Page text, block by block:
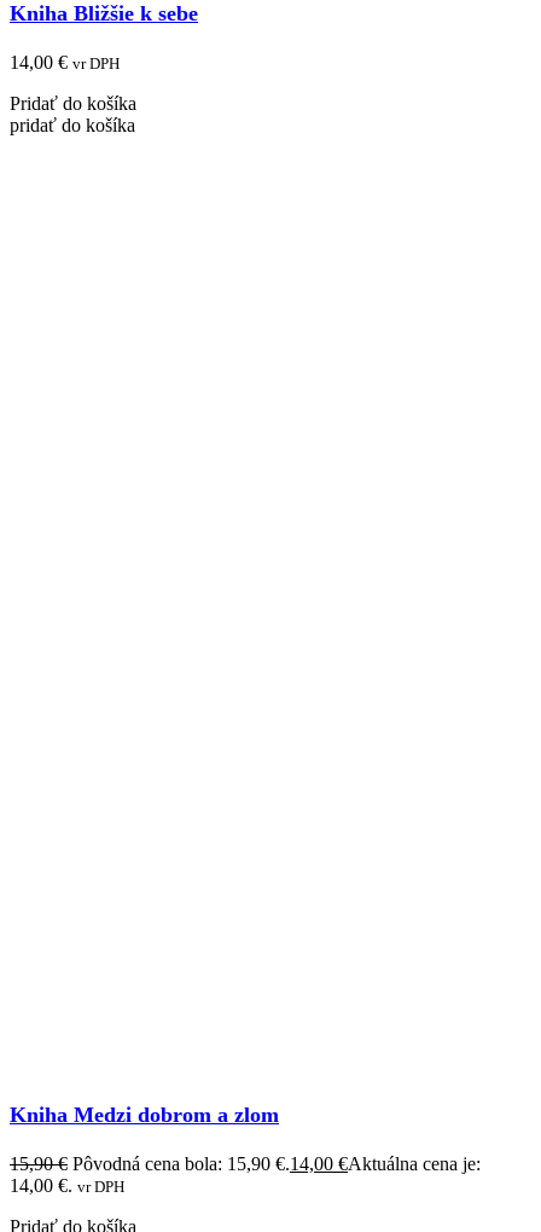
Kniha Bližšie k sebe
14,00 € vr DPH
Pridať do košíka
pridať do košíka
Kniha Medzi dobrom a zlom
15,90€ Pôvodná cena bola: 15,90 €.14,00 €Aktuálna cena je:
14,00 €. vr DPH
Pridať do košíka